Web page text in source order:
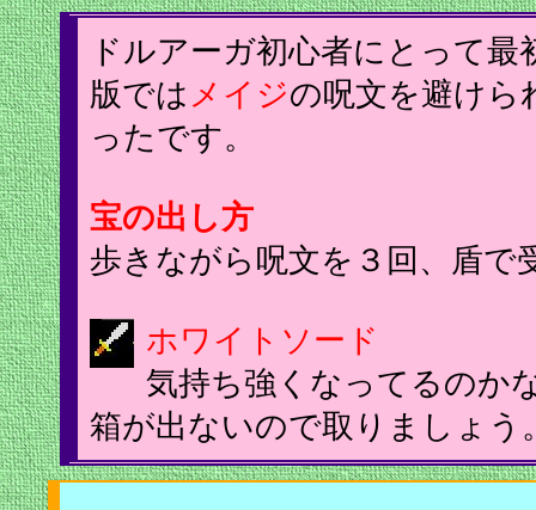
ドルアーガ初心者にとって
版では メイジの呪文を避けら
ったです。
宝の出し方
歩きながら呪文を３回、盾で
ホワイトソード
気持ち強くなってるのか
箱が出ないので取りましょう